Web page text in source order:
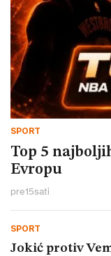
SPORT
Top 5
Evropu
pre15sati
SPORT
Jokić protiv